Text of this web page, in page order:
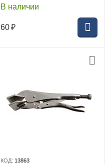
В наличии
60 ₽
КОД: 13863